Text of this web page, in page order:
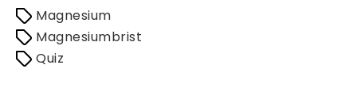
Magnesium
Magnesiumbrist
Quiz